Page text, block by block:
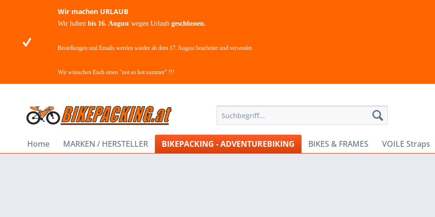
Wir machen URLAUB
Wir habenbis 16. Augustwegen Urlaubgeschlossen.
Bestellungen und Emails werden wieder ab dem 17. August bearbeitet und versendet.
Wir wünschen Euch einen "not so hot summer" !!!
Home MARKEN / HERSTELLER BIKEPACKING - ADVENTUREBIKING BIKES & FRAMES VOILE Straps